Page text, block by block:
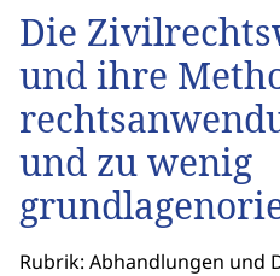
Die
und ihre
und zu wenig
Rubrik: Abhandlungen und